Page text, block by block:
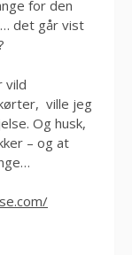
for den
det går vist
vild
ville jeg
Og husk,
– og at